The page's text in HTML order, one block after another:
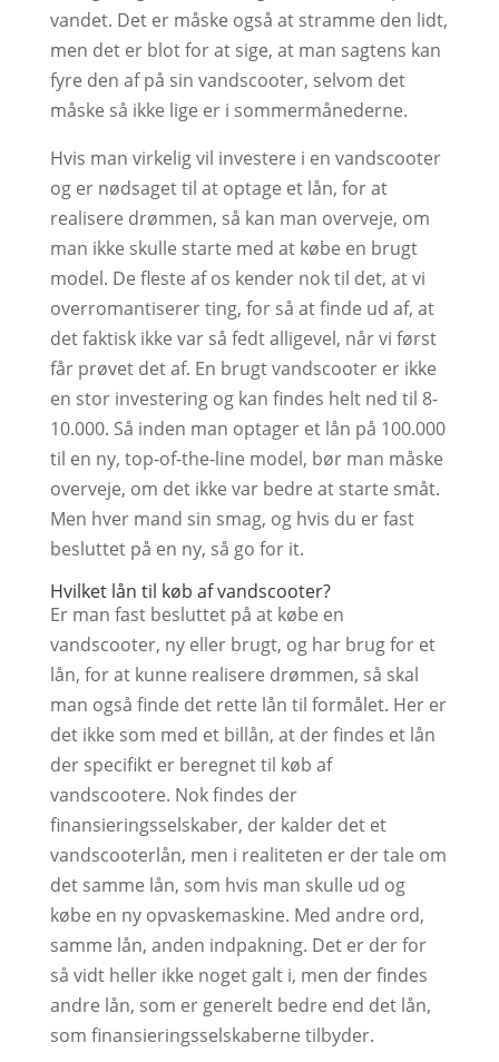
vandet. Det er måske også at stramme den lidt,
men det er blot for at sige, at man sagtens kan
fyre den af på sin vandscooter, selvom det
måske så ikke lige er i sommermånederne.
Hvis man virkelig vil investere i en vandscooter
og er nødsaget til at optage et lån, for at
realisere drømmen, så kan man overveje, om
man ikke skulle starte med at købe en brugt
model. De fleste af os kender nok til det, at vi
overromantiserer ting, for så at finde ud af, at
det faktisk ikke var så fedt alligevel, når vi først
får prøvet det af. En brugt vandscooter er ikke
en stor investering og kan findes helt ned til 8-
10.000. Så inden man optager et lån på 100.000
til en ny, top-of-the-line model, bør man måske
overveje, om det ikke var bedre at starte småt.
Men hver mand sin smag, og hvis du er fast
besluttet på en ny, så go for it.
Hvilket lån til køb af vandscooter?
Er man fast besluttet på at købe en
vandscooter, ny eller brugt, og har brug for et
lån, for at kunne realisere drømmen, så skal
man også finde det rette lån til formålet. Her er
det ikke som med et billån, at der findes et lån
der specifikt er beregnet til køb af
vandscootere. Nok findes der
finansieringsselskaber, der kalder det et
vandscooterlån, men i realiteten er der tale om
det samme lån, som hvis man skulle ud og
købe en ny opvaskemaskine. Med andre ord,
samme lån, anden indpakning. Det er der for
så vidt heller ikke noget galt i, men der findes
andre lån, som er generelt bedre end det lån,
som finansieringsselskaberne tilbyder.